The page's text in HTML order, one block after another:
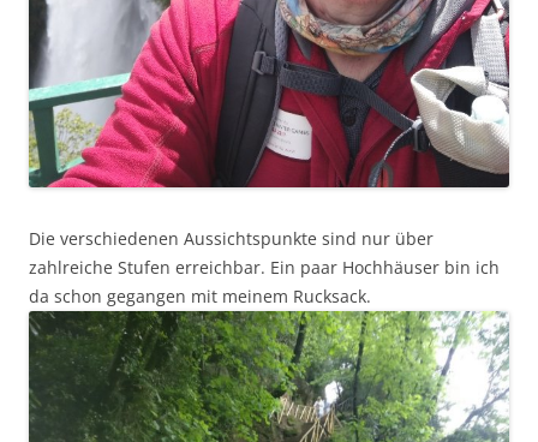
Die verschiedenen Aussichtspunkte sind nur über
zahlreiche Stufen erreichbar. Ein paar Hochhäuser bin ich
da schon gegangen mit meinem Rucksack.